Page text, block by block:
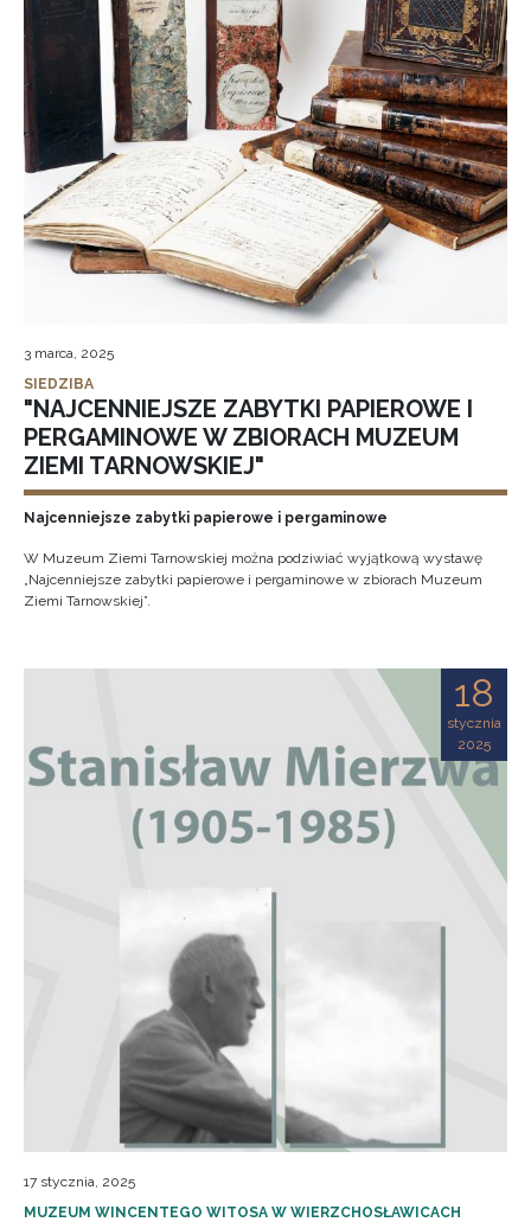
3 marca, 2025
SIEDZIBA
"NAJCENNIEJSZE ZABYTKI PAPIEROWE I
PERGAMINOWE W ZBIORACH MUZEUM
ZIEMI TARNOWSKIEJ"
Najcenniejsze zabytki papierowe i pergaminowe
W Muzeum Ziemi Tarnowskiej można podziwiać wyjątkową wystawę
„Najcenniejsze zabytki papierowe i pergaminowe w zbiorach Muzeum
Ziemi Tarnowskiej”.
18
stycznia
2025
17 stycznia, 2025
MUZEUM WINCENTEGO WITOSA W WIERZCHOSŁAWICACH